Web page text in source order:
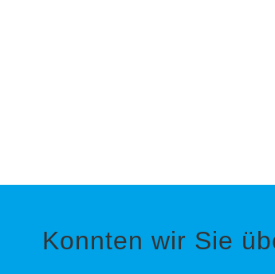
Konnten wir Sie